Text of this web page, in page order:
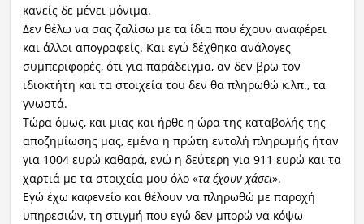
κανείς δε μένει μόνιμα.
Δεν θέλω να σας ζαλίσω με τα ίδια που έχουν αναφέρει
και άλλοι απογραφείς. Και εγώ δέχθηκα ανάλογες
συμπεριφορές, ότι για παράδειγμα, αν δεν βρω τον
ιδιοκτήτη και τα στοιχεία του δεν θα πληρωθώ κ.λπ., τα
γνωστά.
Τώρα όμως, και μιας και ήρθε η ώρα της καταβολής της
αποζημίωσης μας, εμένα η πρώτη εντολή πληρωμής ήταν
για 1004 ευρώ καθαρά, ενώ η δεύτερη για 911 ευρώ και τα
χαρτιά με τα στοιχεία μου όλο «τα έχουν χάσει».
Εγώ έχω καφενείο και θέλουν να πληρωθώ με παροχή
υπηρεσιών, τη στιγμή που εγώ δεν μπορώ να κόψω